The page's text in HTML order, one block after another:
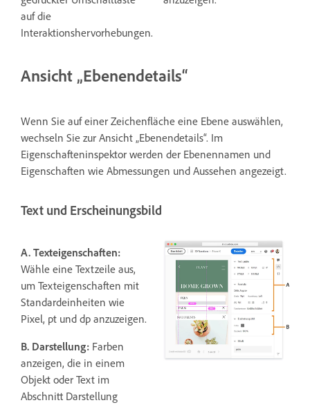
auf die
Interaktionshervorhebungen.
Ansicht „Ebenendetails“
Wenn Sie auf einer Zeichenfläche eine Ebene auswählen,
wechseln Sie zur Ansicht „Ebenendetails“. Im
Eigenschafteninspektor werden der Ebenennamen und
Eigenschaften wie Abmessungen und Aussehen angezeigt.
Text und Erscheinungsbild
A. Texteigenschaften:
Wähle eine Textzeile aus,
um Texteigenschaften mit
Standardeinheiten wie
Pixel, pt und dp anzuzeigen.
B. Darstellung: Farben
anzeigen, die in einem
Objekt oder Text im
Abschnitt Darstellung